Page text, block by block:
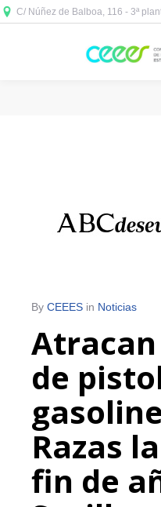
C/ Núñez de Balboa, 116 - 3ª
By CEEES in Noticias
de
Razas
fin de